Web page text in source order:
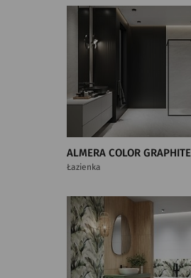
ALMERA COLOR GRAPHITE
Łazienka